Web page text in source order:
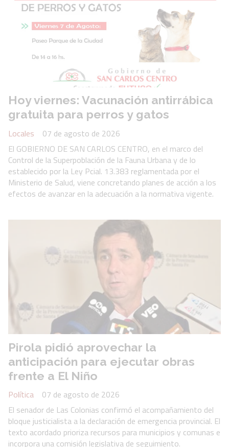
Hoy viernes: Vacunación antirrábica
gratuita para perros y gatos
Locales
07 de agosto de 2026
El GOBIERNO DE SAN CARLOS CENTRO, en el marco del
Control de la Superpoblación de la Fauna Urbana y de lo
establecido por la Ley Pcial. 13.383 reglamentada por el
Ministerio de Salud, viene concretando planes de acción a los
efectos de avanzar en la adecuación a la normativa vigente.
Pirola pidió aprovechar la
anticipación para ejecutar obras
frente a El Niño
Política
07 de agosto de 2026
El senador de Las Colonias confirmó el acompañamiento del
bloque justicialista a la declaración de emergencia provincial. El
texto acordado prioriza recursos para municipios y comunas e
incorpora una comisión legislativa de seguimiento.